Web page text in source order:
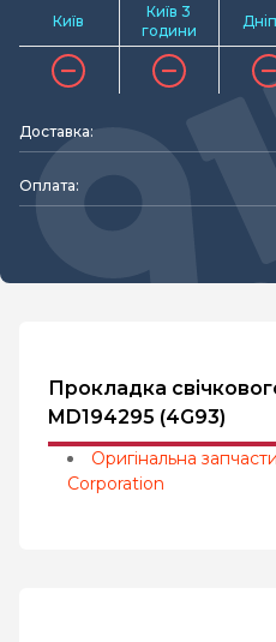
Київ
Київ 3
години
Доставка:
Оплата:
Прокладка
MD194295 (4G93)
Оригінальна
Corporation